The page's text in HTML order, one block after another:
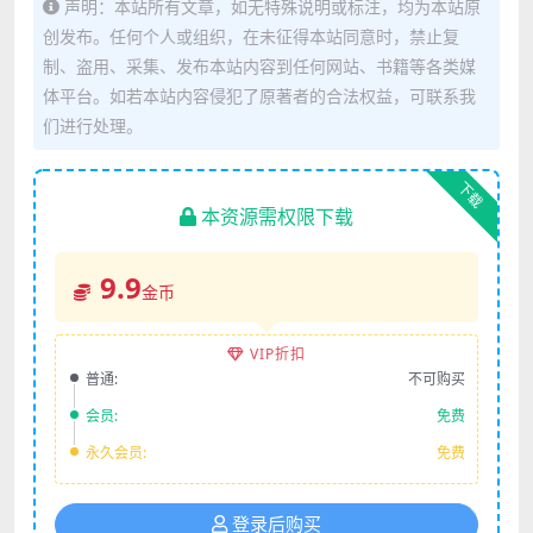
声明：本站所有文章，如无特殊说明或标注，均为本站原
创发布。任何个人或组织，在未征得本站同意时，禁止复
制、盗用、采集、发布本站内容到任何网站、书籍等各类媒
体平台。如若本站内容侵犯了原著者的合法权益，可联系我
们进行处理。
下载
本资源需权限下载
9.9金币
VIP折扣
普通:
不可购买
会员:
免费
永久会员:
免费
登录后购买